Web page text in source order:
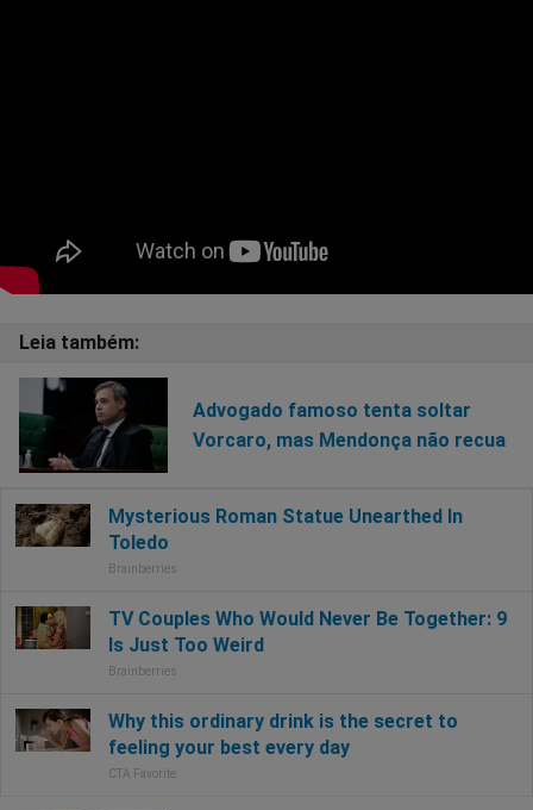
Advogado famoso tenta soltar
Vorcaro, mas Mendonça não recua